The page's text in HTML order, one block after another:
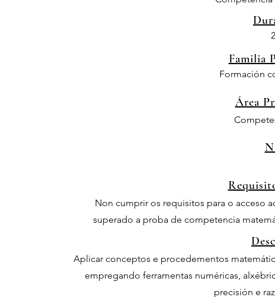
Familia
Formación
Área
Non cumprir os requisitos para o acceso
superado a proba de competencia
Aplicar conceptos e procedementos
empregando ferramentas numéricas,
precisión e